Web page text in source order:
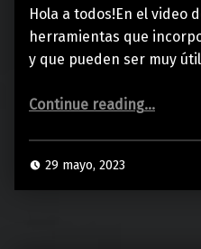
Hola a todos!En el video
herramientas que
y que pueden ser muy
Continue reading“5 HERRAMIENTAS con INTELIGENCIA ARTIFICIAL para PRODUCIR MÚSICA”
…
29 mayo, 2023